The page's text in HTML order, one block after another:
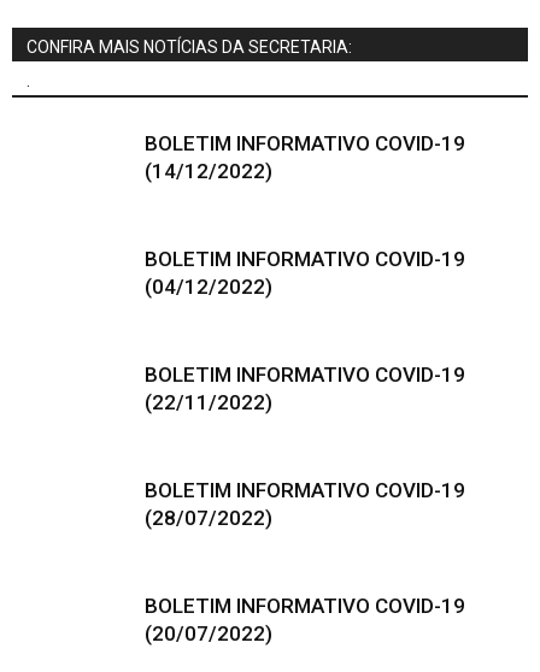
CONFIRA MAIS NOTÍCIAS DA SECRETARIA:
.
BOLETIM INFORMATIVO COVID-19
(14/12/2022)
BOLETIM INFORMATIVO COVID-19
(04/12/2022)
BOLETIM INFORMATIVO COVID-19
(22/11/2022)
BOLETIM INFORMATIVO COVID-19
(28/07/2022)
BOLETIM INFORMATIVO COVID-19
(20/07/2022)